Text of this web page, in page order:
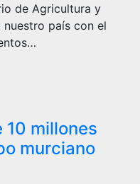
de Agricultura y
nuestro país con el
10 millones
murciano